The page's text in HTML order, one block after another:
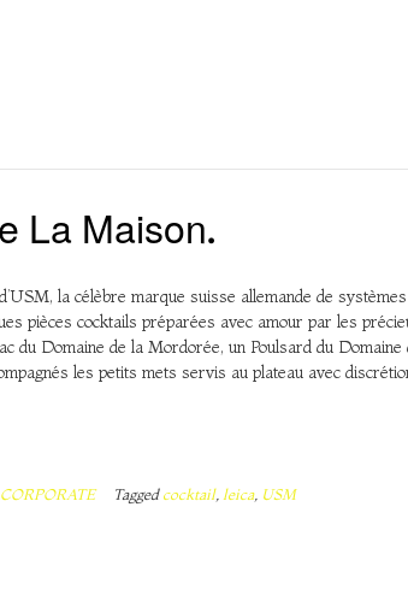
La Maison.
la célèbre marque suisse allemande de systèmes
pièces cocktails préparées avec amour par les
Domaine de la Mordorée, un Poulsard du Domaine
les petits mets servis au plateau avec
Tagged cocktail, leica, USM